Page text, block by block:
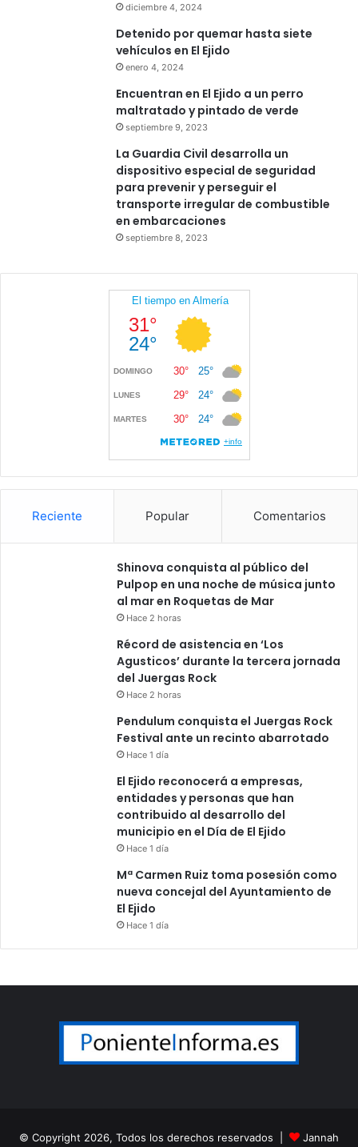
diciembre 4, 2024
Detenido por quemar hasta siete
vehículos en El Ejido
enero 4, 2024
Encuentran en El Ejido a un perro
maltratado y pintado de verde
septiembre 9, 2023
La Guardia Civil desarrolla un
dispositivo especial de seguridad
para prevenir y perseguir el
transporte irregular de combustible
en embarcaciones
septiembre 8, 2023
Reciente Popular Comentarios
Shinova conquista al público del
Pulpop en una noche de música junto
al mar en Roquetas de Mar
Hace 2 horas
Récord de asistencia en ‘Los
Agusticos’ durante la tercera jornada
del Juergas Rock
Hace 2 horas
Pendulum conquista el Juergas Rock
Festival ante un recinto abarrotado
Hace 1 día
El Ejido reconocerá a empresas,
entidades y personas que han
contribuido al desarrollo del
municipio en el Día de El Ejido
Hace 1 día
Mª Carmen Ruiz toma posesión como
nueva concejal del Ayuntamiento de
El Ejido
Hace 1 día
© Copyright 2026, Todos los derechos reservados | Jannah